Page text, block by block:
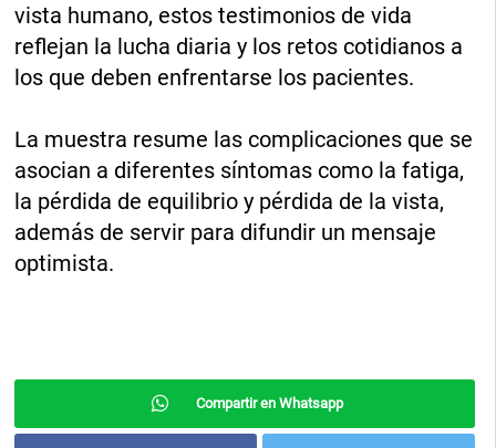
vista humano, estos testimonios de vida
reflejan la lucha diaria y los retos cotidianos a
los que deben enfrentarse los pacientes.
La muestra resume las complicaciones que se
asocian a diferentes síntomas como la fatiga,
la pérdida de equilibrio y pérdida de la vista,
además de servir para difundir un mensaje
optimista.
Compartir en Whatsapp